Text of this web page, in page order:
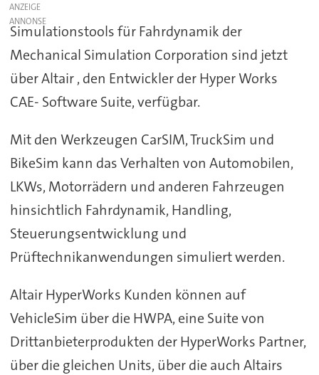
ANZEIGE
Simulationstools für Fahrdynamik der
Mechanical Simulation Corporation sind jetzt
über Altair , den Entwickler der Hyper Works
CAE- Software Suite, verfügbar.
Mit den Werkzeugen CarSIM, TruckSim und
BikeSim kann das Verhalten von Automobilen,
LKWs, Motorrädern und anderen Fahrzeugen
hinsichtlich Fahrdynamik, Handling,
Steuerungsentwicklung und
Prüftechnikanwendungen simuliert werden.
Altair HyperWorks Kunden können auf
VehicleSim über die HWPA, eine Suite von
Drittanbieterprodukten der HyperWorks Partner,
über die gleichen Units, über die auch Altairs